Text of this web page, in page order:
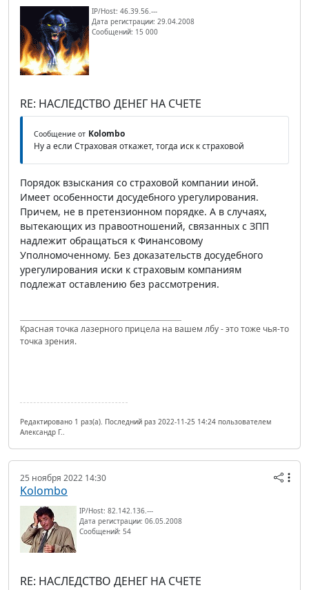
IP/Host: 46.39.56.---
Дата регистрации: 29.04.2008
Сообщений: 15 000
RE: НАСЛЕДСТВО ДЕНЕГ НА СЧЕТЕ
Сообщение от Kolombo
Ну а если Страховая откажет, тогда иск к страховой
Порядок взыскания со страховой компании иной.
Имеет особенности досудебного урегулирования.
Причем, не в претензионном порядке. А в случаях,
вытекающих из правоотношений, связанных с ЗПП
надлежит обращаться к Финансовому
Уполномоченному. Без доказательств досудебного
урегулирования иски к страховым компаниям
подлежат оставлению без рассмотрения.
Красная точка лазерного прицела на вашем лбу - это тоже чья-то
точка зрения.
Редактировано 1 раз(а). Последний раз 2022-11-25 14:24 пользователем
Александр Г..
25 ноября 2022 14:30
Kolombo
IP/Host: 82.142.136.---
Дата регистрации: 06.05.2008
Сообщений: 54
RE: НАСЛЕДСТВО ДЕНЕГ НА СЧЕТЕ